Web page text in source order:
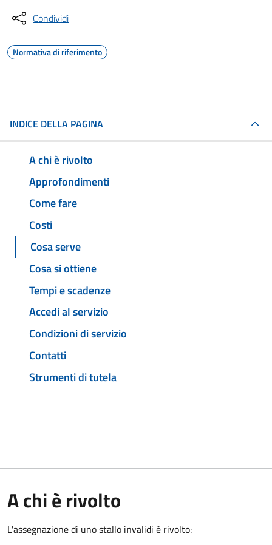
Condividi
Normativa di riferimento
INDICE DELLA PAGINA
A chi è rivolto
Approfondimenti
Come fare
Costi
Cosa serve
Cosa si ottiene
Tempi e scadenze
Accedi al servizio
Condizioni di servizio
Contatti
Strumenti di tutela
A chi è rivolto
L'assegnazione di uno stallo invalidi è rivolto: